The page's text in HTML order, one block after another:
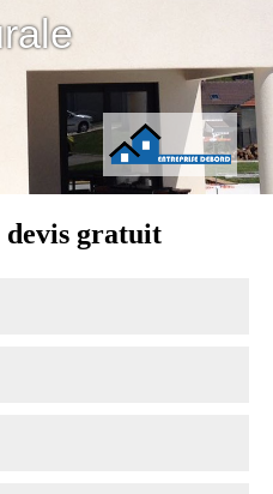
devis gratuit